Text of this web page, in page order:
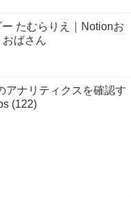
たむらりえ｜Notionお
ばさん
アナリティクスを確認す
(122)